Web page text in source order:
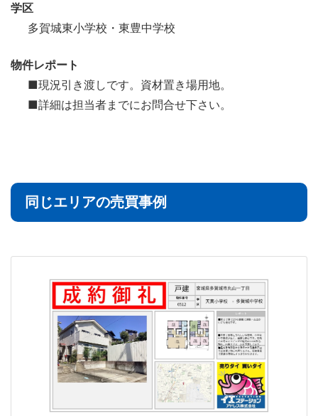
学区
多賀城東小学校・東豊中学校
物件レポート
■現況引き渡しです。資材置き場用地。
■詳細は担当者までにお問合せ下さい。
同じエリアの売買事例